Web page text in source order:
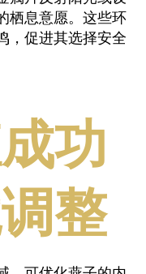
栖息意愿。这些环
，促进其选择安全
功
整